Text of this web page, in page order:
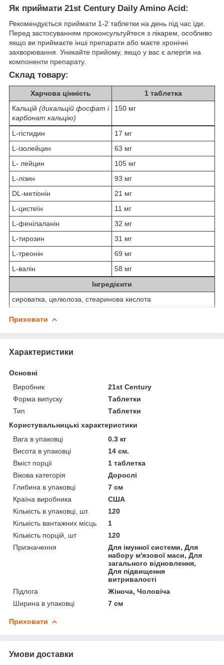
Як приймати 21st Century Daily Amino Acid:
Рекомендується приймати 1-2 таблетки на день під час їди.
Перед застосуванням проконсультуйтеся з лікарем, особливо
якщо ви приймаєте інші препарати або маєте хронічні
захворювання. Уникайте прийому, якщо у вас є алергія на
компоненти препарату.
Склад товару:
Харчова цінність
1 таблетка
Кальцій (дикальцій фосфат і
карбонат кальцію)
150 мг
L-гістидин
17 мг
L-ізолейцин
63 мг
L- лейцин
105 мг
L-лізин
93 мг
DL-метіонін
21 мг
L-цистеїн
11 мг
L-фенілаланін
32 мг
L-тирозин
31 мг
L-треонін
69 мг
L-валін
58 мг
Інгредієнти
сироватка, целюлоза, стеаринова кислота
Приховати
Характеристики
Основні
Виробник
21st Century
Форма випуску
Таблетки
Тип
Таблетки
Користувальницькі характеристики
Вага в упаковці
0.3 кг
Висота в упаковці
14 см.
Вміст порції
1 таблетка
Вікова категорія
Дорослі
Глибина в упаковці
7 см
Країна виробника
США
Кількість в упаковці, шт.
120
Кількість вантажних місць
1
Кількість порцій, шт
120
Призначення
Для імунної системи, Для
набору м'язової маси, Для
загального відновлення,
Для підвищення
витривалості
Підлога
Жіноча, Чоловіча
Ширина в упаковці
7 см
Приховати
Умови доставки